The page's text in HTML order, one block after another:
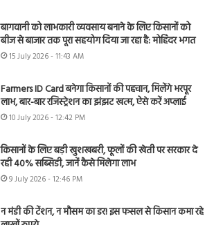
बागवानी को लाभकारी व्यवसाय बनाने के लिए किसानों को
बीज से बाजार तक पूरा सहयोग दिया जा रहा है: मोहिंदर भगत
15 July 2026 - 11:43 AM
Farmers ID Card बनेगा किसानों की पहचान, मिलेंगे भरपूर
लाभ, बार-बार रजिस्ट्रेशन का झंझट खत्म, ऐसे करें अप्लाई
10 July 2026 - 12:42 PM
किसानों के लिए बड़ी खुशखबरी, फूलों की खेती पर सरकार दे
रही 40% सब्सिडी, जानें कैसे मिलेगा लाभ
9 July 2026 - 12:46 PM
न मंडी की टेंशन, न मौसम का डर! इस फसल से किसान कमा रहे